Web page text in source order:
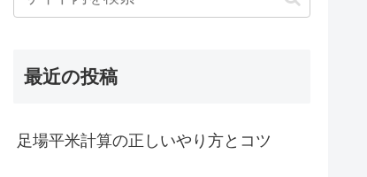
最近の投稿
足場平米計算の正しいやり方とコツ